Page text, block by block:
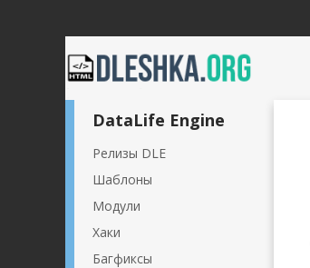
DataLife Engine
Релизы DLE
Шаблоны
Модули
Хаки
Багфиксы